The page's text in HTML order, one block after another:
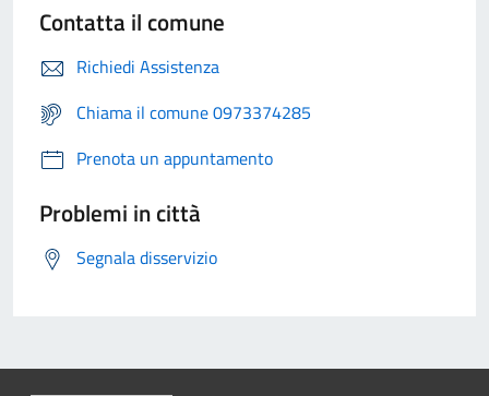
Contatta il comune
Richiedi Assistenza
Chiama il comune 0973374285
Prenota un appuntamento
Problemi in città
Segnala disservizio